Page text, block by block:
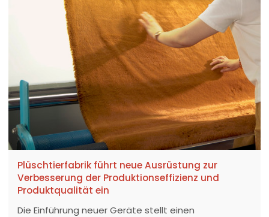
Plüschtierfabrik führt neue Ausrüstung zur
Verbesserung der Produktionseffizienz und
Produktqualität ein
Die Einführung neuer Geräte stellt einen